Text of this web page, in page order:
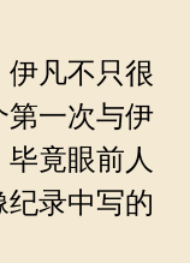
凡不只很
第一次与伊
竟眼前人
录中写的